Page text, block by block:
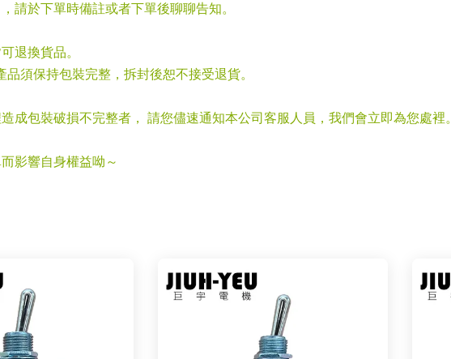
請於下單時備註或者下單後聊聊告知。
退換貨品。
須保持包裝完整，拆封後恕不接受退貨。
包裝破損不完整者， 請您儘速通知本公司客服人員，我們會立即為您處裡。
影響自身權益呦～